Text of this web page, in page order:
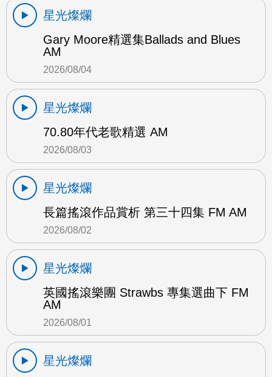
星光燦爛
Gary Moore精選集Ballads and Blues
AM
2026/08/04
星光燦爛
70.80年代老歌精選 AM
2026/08/03
星光燦爛
長篇搖滾作品賞析 第三十四集 FM AM
2026/08/02
星光燦爛
英國搖滾樂團 Strawbs 專集選曲下 FM
AM
2026/08/01
星光燦爛